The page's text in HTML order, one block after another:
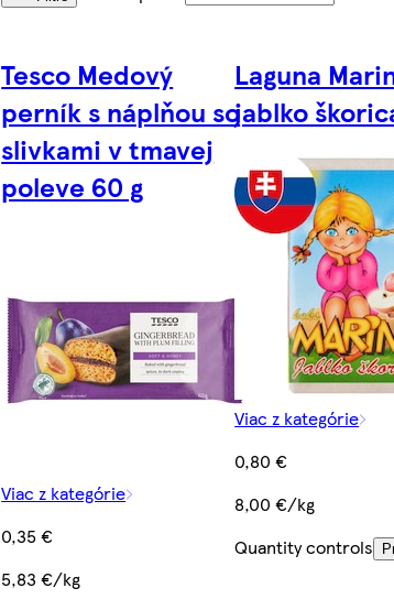
Tesco Medový
perník s náplňou so
slivkami v tmavej
poleve 60 g
Viac z kategórie
0,35 €
5,83 €/kg
Laguna
jablko
Viac z kategórie
0,80 €
8,00 €/kg
Quantity controls